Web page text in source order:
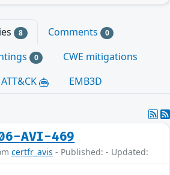
8 Comments 0
0
CWE mitigations
ATT&CK EMB3D
AVI-469
certfr_avis - Published: - Updated: